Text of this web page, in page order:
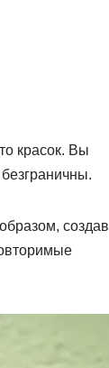
красок. Вы
создав